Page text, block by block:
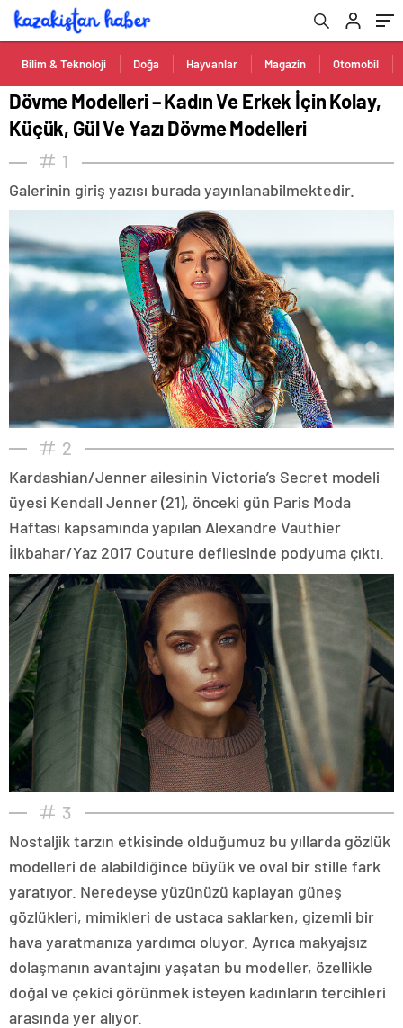
Bilim & Teknoloji Doğa Hayvanlar Magazin Otomobil
Dövme Modelleri – Kadın Ve Erkek İçin Kolay,
Küçük, Gül Ve Yazı Dövme Modelleri
1
Galerinin giriş yazısı burada yayınlanabilmektedir.
2
Kardashian/Jenner ailesinin Victoria’s Secret modeli
üyesi Kendall Jenner (21), önceki gün Paris Moda
Haftası kapsamında yapılan Alexandre Vauthier
İlkbahar/Yaz 2017 Couture defilesinde podyuma çıktı.
3
Nostaljik tarzın etkisinde olduğumuz bu yıllarda gözlük
modelleri de alabildiğince büyük ve oval bir stille fark
yaratıyor. Neredeyse yüzünüzü kaplayan güneş
gözlükleri, mimikleri de ustaca saklarken, gizemli bir
hava yaratmanıza yardımcı oluyor. Ayrıca makyajsız
dolaşmanın avantajını yaşatan bu modeller, özellikle
doğal ve çekici görünmek isteyen kadınların tercihleri
arasında yer alıyor.